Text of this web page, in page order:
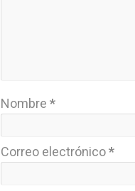
Nombre *
Correo electrónico*